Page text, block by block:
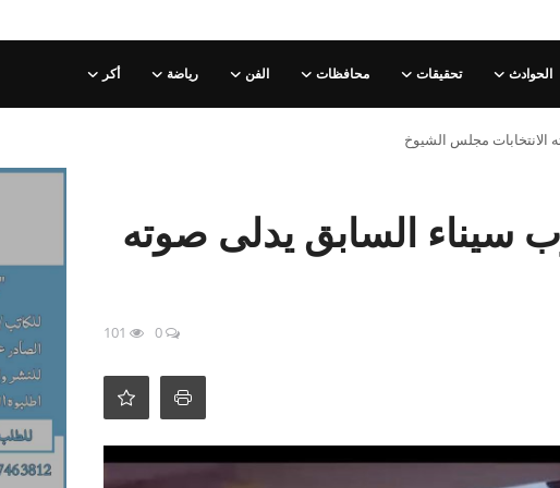
الحوادث تحقيقات محافظات الفن رياضة أكر
الانتخابات مجلس الشيوخ
سيناء السابق يدلى صوته
0
101